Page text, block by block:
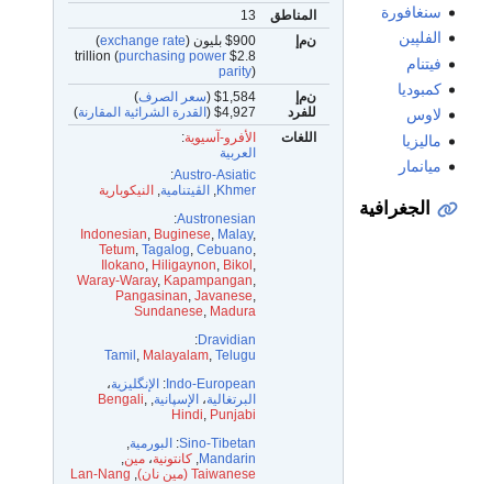
المناطق
13
ن‌م‌إ
$900 بليون ( exchange rate
)
$2.8 trillion (
purchasing power
parity)
ن‌م‌إ
للفرد
$1,584 ( سعر الصرف)
$4,927 (
القدرة الشرائية المقارنة)
اللغات
الأفرو-آسيوية:
العربية
Austro-Asiatic
:
Khmer
, الڤيتنامية, النيكوبارية
Austronesian
:
Indonesian, Buginese, Malay,
Tetum, Tagalog, Cebuano,
Ilokano, Hiligaynon, Bikol ,
Waray-Waray, Kapampangan,
Pangasinan, Javanese,
Sundanese, Madura
Dravidian
:
Tamil , Malayalam, Telugu
Indo-European
: الإنگليزية،
البرتغالية، الإسپانية,
Bengali,
Hindi, Punjabi
Sino-Tibetan
: البورمية,
Mandarin
,كانتونية،مين,
Taiwanese (مين نان)
,
Lan-Nang
سنغافورة
الفلپين
فيتنام
كمبوديا
لاوس
ماليزيا
ميانمار
الجغرافية